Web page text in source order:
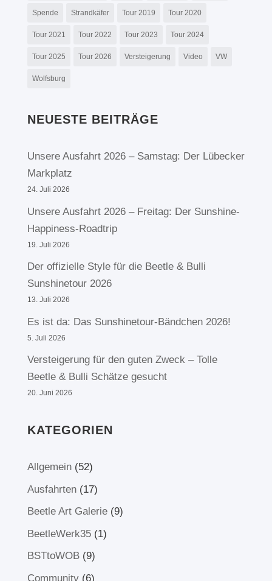
Spende Strandkäfer Tour 2019 Tour 2020
Tour 2021 Tour 2022 Tour 2023 Tour 2024
Tour 2025 Tour 2026 Versteigerung Video VW
Wolfsburg
NEUESTE BEITRÄGE
Unsere Ausfahrt 2026 – Samstag: Der Lübecker
Markplatz
24. Juli 2026
Unsere Ausfahrt 2026 – Freitag: Der Sunshine-
Happiness-Roadtrip
19. Juli 2026
Der offizielle Style für die Beetle & Bulli
Sunshinetour 2026
13. Juli 2026
Es ist da: Das Sunshinetour-Bändchen 2026!
5. Juli 2026
Versteigerung für den guten Zweck – Tolle
Beetle & Bulli Schätze gesucht
20. Juni 2026
KATEGORIEN
Allgemein(52)
Ausfahrten(17)
Beetle Art Galerie(9)
BeetleWerk35(1)
BSTtoWOB(9)
Community(6)